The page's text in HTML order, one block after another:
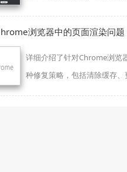
浏览器中的页面渲染问题
详细介绍了针对Chrome浏览
种修复策略，包括清除缓存